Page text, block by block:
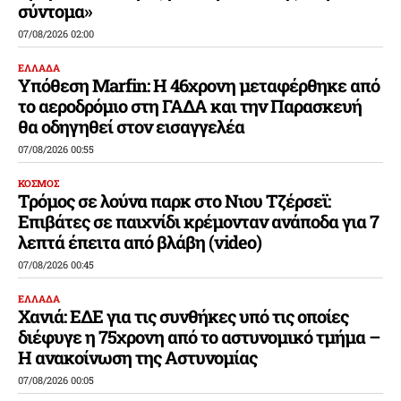
σύντομα»
07/08/2026 02:00
ΕΛΛΑΔΑ
Υπόθεση Marfin: Η 46χρονη μεταφέρθηκε από
το αεροδρόμιο στη ΓΑΔΑ και την Παρασκευή
θα οδηγηθεί στον εισαγγελέα
07/08/2026 00:55
ΚΟΣΜΟΣ
Τρόμος σε λούνα παρκ στο Νιου Τζέρσεϊ:
Επιβάτες σε παιχνίδι κρέμονταν ανάποδα για 7
λεπτά έπειτα από βλάβη (video)
07/08/2026 00:45
ΕΛΛΑΔΑ
Χανιά: ΕΔΕ για τις συνθήκες υπό τις οποίες
διέφυγε η 75χρονη από το αστυνομικό τμήμα –
Η ανακοίνωση της Αστυνομίας
07/08/2026 00:05